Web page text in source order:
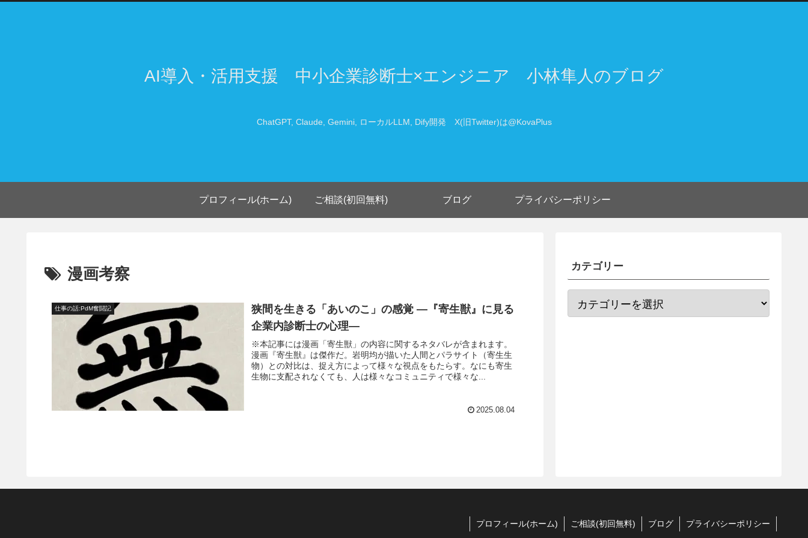
AI導入・活用支援 中小企業診断士×エンジニア 小林隼人のブログ
ChatGPT, Claude, Gemini, ローカルLLM, Dify開発 X(旧Twitter)は@KovaPlus
プロフィール(ホーム) ご相談(初回無料) ブログ プライバシーポリシー
漫画考察
仕事の話:PdM奮闘記
狭間を生きる「あいのこ」の感覚 ―『寄生獣』に見る
企業内診断士の心理―
※本記事には漫画「寄生獣」の内容に関するネタバレが含まれます。
漫画『寄生獣』は傑作だ。岩明均が描いた人間とパラサイト（寄生生
物）との対比は、捉え方によって様々な視点をもたらす。なにも寄生
生物に支配されなくても、人は様々なコミュニティで様々な...
2025.08.04
カテゴリー
プロフィール(ホーム) ご相談(初回無料) ブログ プライバシーポリシー